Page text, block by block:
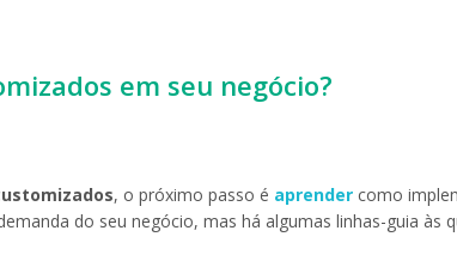
em seu negócio?
, o próximo passo é aprender como
do seu negócio, mas há algumas linhas-guia às